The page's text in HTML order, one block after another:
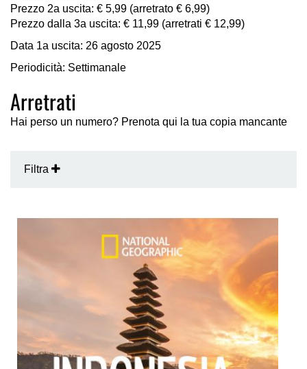
Prezzo 2a uscita: € 5,99 (arretrato € 6,99)
Prezzo dalla 3a uscita: € 11,99 (arretrati € 12,99)
Data 1a uscita: 26 agosto 2025
Periodicità: Settimanale
Arretrati
Hai perso un numero? Prenota qui la tua copia mancante
Filtra